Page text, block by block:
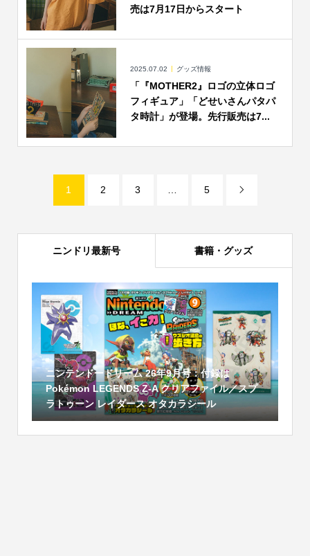
売は7月17日からスタート
2025.07.02 グッズ情報
「『MOTHER2』ロゴの立体ロゴ
フィギュア」「どせいさんパタパ
タ時計」が登場。先行販売は7...
1 2 3 5 
ニンドリ最新号 書籍・グッズ
ニンテンドードリーム 26年9月号：付録は
Pokémon LEGENDS Z-A クリアファイル／スプ
ラトゥーン レイダース オタカラシール